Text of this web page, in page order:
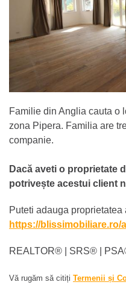
Familie din Anglia cauta o
zona Pipera. Familia are
companie.
Dacă aveti o proprietate
potrivește acestui client
Puteti adauga proprietatea
https://blissimobiliare.ro/
REALTOR®️ | SRS®️ |
Vă rugăm să citiți Termenii și